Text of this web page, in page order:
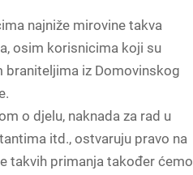
najniže mirovine takva
osim korisnicima koji su
iz Domovinskog
o djelu, naknada za rad u
itd., ostvaruju pravo na
takvih primanja također ćemo